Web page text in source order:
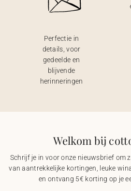
Perfectie in
details, voor
gedeelde en
blijvende
herinneringen
Welkom bij
Schrijf je in voor onze nieuwsbrief om
van aantrekkelijke kortingen, leuke
en ontvang 5€ korting op je